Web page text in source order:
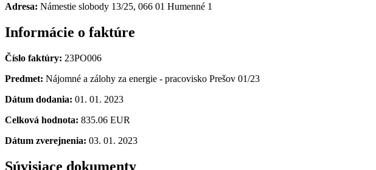
Adresa: Námestie slobody 13/25, 066 01 Humenné 1
Informácie o faktúre
Číslo faktúry: 23PO006
Predmet: Nájomné a zálohy za energie - pracovisko Prešov 01/23
Dátum dodania: 01. 01. 2023
Celková hodnota: 835.06 EUR
Dátum zverejnenia: 03. 01. 2023
Súvisiace dokumenty